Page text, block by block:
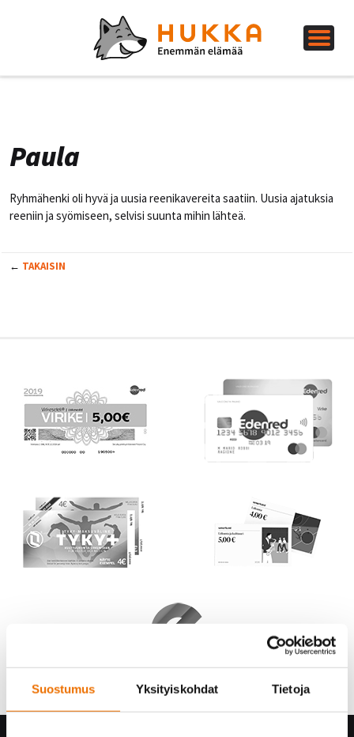
Suostumus Yksityiskohdat Tietoja
Paula
Ryhmähenki oli hyvä ja uusia reenikavereita saatiin. Uusia ajatuksia
reeniin ja syömiseen, selvisi suunta mihin lähteä.
← TAKAISIN